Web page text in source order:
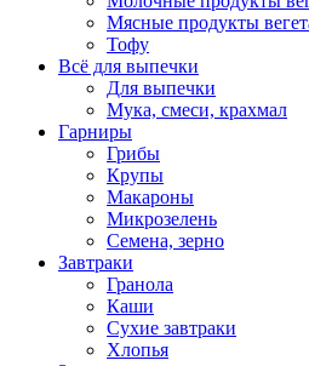
Мясные продукты
Тофу
Всё для выпечки
Для выпечки
Мука, смеси, крахмал
Гарниры
Грибы
Крупы
Макароны
Микрозелень
Семена, зерно
Завтраки
Гранола
Каши
Сухие завтраки
Хлопья